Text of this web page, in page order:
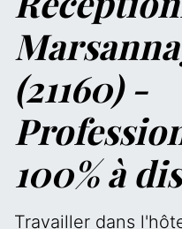
(21160) -
100% à
Travailler dans